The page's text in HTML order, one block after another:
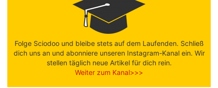
Folge Sciodoo und bleibe stets auf dem Laufenden. Schließ
dich uns an und abonniere unseren Instagram-Kanal ein. Wir
stellen täglich neue Artikel für dich rein.
Weiter zum Kanal>>>